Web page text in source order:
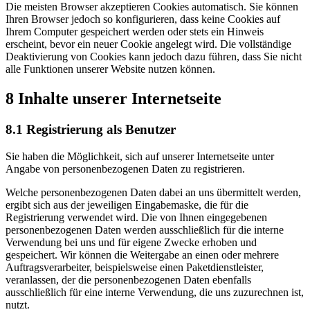
Die meisten Browser akzeptieren Cookies automatisch. Sie können
Ihren Browser jedoch so konfigurieren, dass keine Cookies auf
Ihrem Computer gespeichert werden oder stets ein Hinweis
erscheint, bevor ein neuer Cookie angelegt wird. Die vollständige
Deaktivierung von Cookies kann jedoch dazu führen, dass Sie nicht
alle Funktionen unserer Website nutzen können.
8 Inhalte unserer Internetseite
8.1 Registrierung als Benutzer
Sie haben die Möglichkeit, sich auf unserer Internetseite unter
Angabe von personenbezogenen Daten zu registrieren.
Welche personenbezogenen Daten dabei an uns übermittelt werden,
ergibt sich aus der jeweiligen Eingabemaske, die für die
Registrierung verwendet wird. Die von Ihnen eingegebenen
personenbezogenen Daten werden ausschließlich für die interne
Verwendung bei uns und für eigene Zwecke erhoben und
gespeichert. Wir können die Weitergabe an einen oder mehrere
Auftragsverarbeiter, beispielsweise einen Paketdienstleister,
veranlassen, der die personenbezogenen Daten ebenfalls
ausschließlich für eine interne Verwendung, die uns zuzurechnen ist,
nutzt.